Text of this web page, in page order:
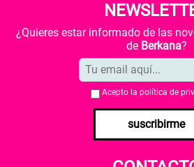
¿Quieres estar informado de las
de Berkana?
Acepto la política de
suscribirme